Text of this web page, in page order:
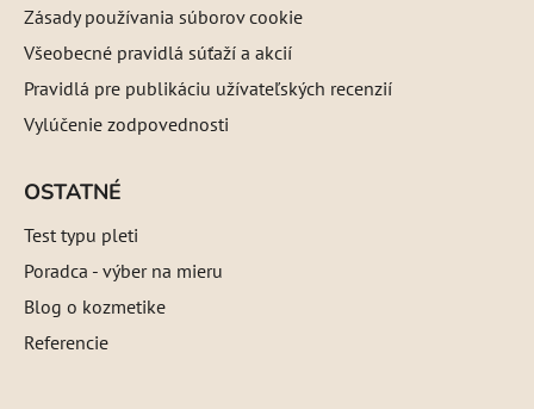
Zásady používania súborov cookie
Všeobecné pravidlá súťaží a akcií
Pravidlá pre publikáciu užívateľských recenzií
Vylúčenie zodpovednosti
OSTATNÉ
Test typu pleti
Poradca - výber na mieru
Blog o kozmetike
Referencie